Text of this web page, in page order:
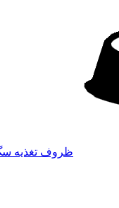
ظروف تغذیه